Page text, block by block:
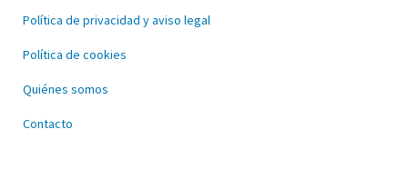
Política de privacidad y aviso legal
Política de cookies
Quiénes somos
Contacto